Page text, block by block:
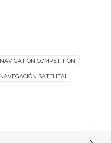
COMPETITION
NAVEGACIÓN SATELITAL